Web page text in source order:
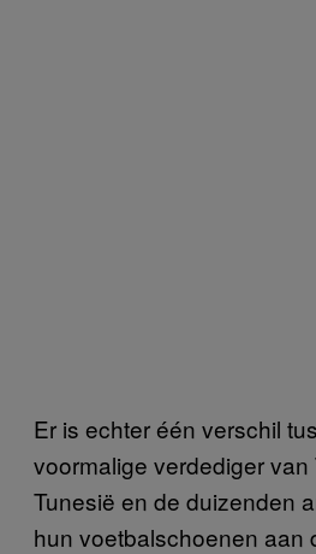
Er is echter één verschil
voormalige verdediger van
Tunesië en de duizenden
hun voetbalschoenen aan